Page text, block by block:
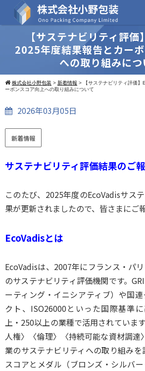
【サステナビリティ評
2025年度結果報告とカー
への取り組みにつ
株式会社小野包装 > 新着情報 >
【サステナビリティ評価
ーボンスコア向上への取り組みについて
2026年03月05日
新着情報
サステナビリティ評価結果のご
このたび、2025年度のEcoVadisサス
果が更新されましたので、皆さまにご
EcoVadisとは
EcoVadisは、2007年にフランス・パ
のサステナビリティ評価機関です。
ーティング・イニシアティブ）や国
クト、ISO26000といった国際基準
上・250以上の業種で活用されていま
人権〉〈倫理〉〈持続可能な資材調達
業のサステナビリティへの取り組み
スコアとメダル（ブロンズ・シルバ